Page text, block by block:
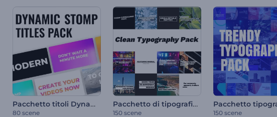
Pacchetto titoli Dynamic Stomp
80 scene
Pacchetto di tipografia pulita
150 scene 150 scene